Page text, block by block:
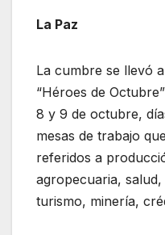
La Paz
La cumbre se llevó
“Héroes de
8 y 9 de octubre,
mesas de trabajo
referidos a
agropecuaria,
turismo, minería,